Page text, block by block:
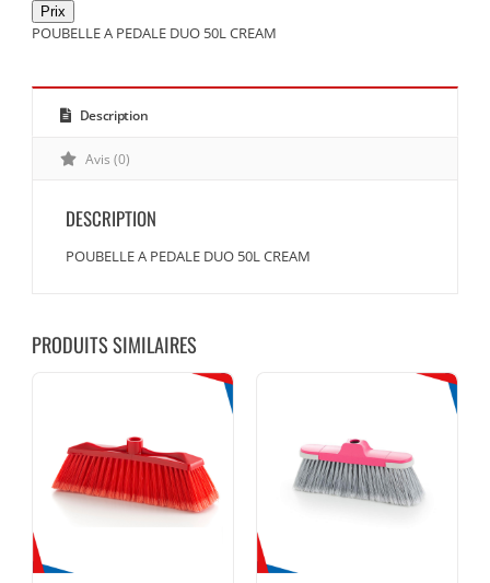
POUBELLE A PEDALE DUO 50L CREAM
Description
Avis (0)
DESCRIPTION
POUBELLE A PEDALE DUO 50L CREAM
PRODUITS SIMILAIRES